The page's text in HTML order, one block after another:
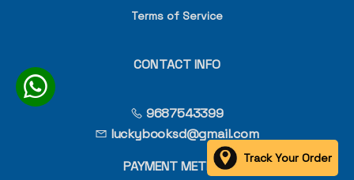
Terms of Service
CONTACT INFO
9687543399
luckybooksd@gmail.com
PAYMENT METHOD
Track Your Order